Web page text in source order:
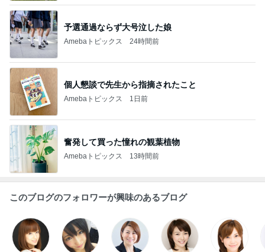
予選通過ならず大号泣した娘
Amebaトピックス 24時間前
個人懇談で先生から指摘されたこと
Amebaトピックス 1日前
奮発して買った憧れの観葉植物
Amebaトピックス 13時間前
このブログのフォロワーが興味のあるブログ